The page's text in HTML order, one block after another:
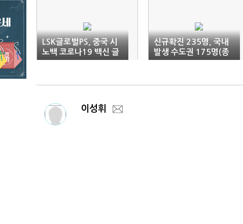
LSK글로벌PS, 중국 시
노백 코로나19 백신 글
로벌 3상 수행
신규확진 235명, 국내
발생 수도권 175명(종
합)
이성휘